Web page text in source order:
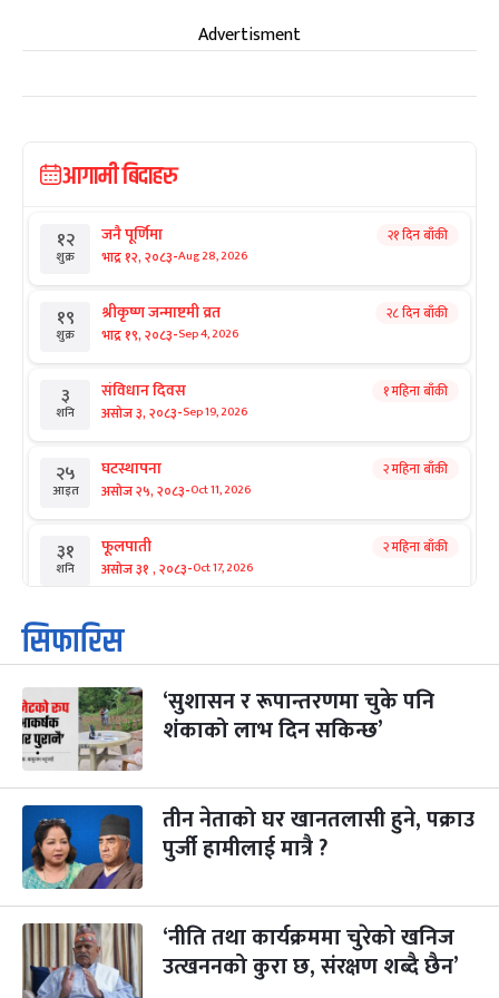
Advertisment
आगामी बिदाहरु
१२
शुक्र
जनै पूर्णिमा
भाद्र १२, २०८३-Aug 28, 2026
२१ दिन बाँकी
१९
शुक्र
श्रीकृष्ण जन्माष्टमी व्रत
भाद्र १९, २०८३-Sep 4, 2026
२८ दिन बाँकी
३
शनि
संविधान दिवस
असोज ३, २०८३-Sep 19, 2026
१ महिना बाँकी
२५
आइत
घटस्थापना
असोज २५, २०८३-Oct 11, 2026
२ महिना बाँकी
३१
शनि
फूलपाती
असोज ३१ , २०८३-Oct 17, 2026
२ महिना बाँकी
१
आइत
कार्तिक सङ्क्रान्ति
कार्तिक १, २०८३
३
मंगल
महानवमी
कार्तिक ३, २०८३-Oct 20, 2026
२ महिना बाँकी
४
बुध कार्तिक ४, २०८३ Oct 21, 2026
५
बिहि
पापा‌ङ्कुशा एकादशी व्रत
कार्तिक ५, २०८३
२२
आइत
कुकुर तिहार
कार्तिक २२, २०८३-Nov 8, 2026
३ महिना बाँकी
सिफारिस
‘सुशासन र रूपान्तरणमा चुके पनि
शंकाको लाभ दिन सकिन्छ’
तीन नेताको घर खानतलासी हुने, पक्राउ
पुर्जी हामीलाई मात्रै ?
‘नीति तथा कार्यक्रममा चुरेको खनिज
उत्खननको कुरा छ, संरक्षण शब्दै छैन’